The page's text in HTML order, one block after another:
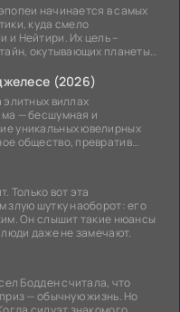
начинается в самых
куда смело
и Нейтири. Их цель –
окутывающих планеты
(2026)
виллах
— бесшумная и
уникальных ювелирных
общество, превратив
Только вот эта
злую шутку наоборот: его
Он слышит такие нюансы
даже не замечают.
Бодден считала, что
— обычную жизнь. Но